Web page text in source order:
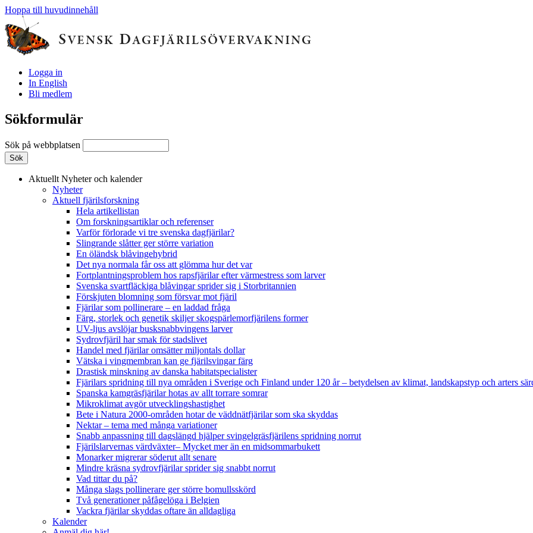
Hoppa till huvudinnehåll
Logga in
In English
Bli medlem
Sökformulär
Sök på webbplatsen
Aktuellt Nyheter och kalender
Nyheter
Aktuell fjärilsforskning
Hela artikellistan
Om forskningsartiklar och referenser
Varför förlorade vi tre svenska dagfjärilar?
Slingrande slåtter ger större variation
En öländsk blåvingehybrid
Det nya normala får oss att glömma hur det var
Fortplantningsproblem hos rapsfjärilar efter värmestress som larver
Svenska svartfläckiga blåvingar sprider sig i Storbritannien
Förskjuten blomning som försvar mot fjäril
Fjärilar som pollinerare – en laddad fråga
Färg, storlek och genetik skiljer skogspärlemorfjärilens former
UV-ljus avslöjar busksnabbvingens larver
Sydrovfjäril har smak för stadslivet
Handel med fjärilar omsätter miljontals dollar
Vätska i vingmembran kan ge fjärilsvingar färg
Drastisk minskning av danska habitatspecialister
Fjärilars spridning till nya områden i Sverige och Finland under 120 år– betydelsen av klimat, landskapstyp och arters
Spanska kamgräsfjärilar hotas av allt torrare somrar
Mikroklimat avgör utvecklingshastighet
Bete i Natura 2000-områden hotar de väddnätfjärilar som ska skyddas
Nektar – tema med många variationer
Snabb anpassning till dagslängd hjälper svingelgräsfjärilens spridning norrut
Fjärilslarvernas värdväxter– Mycket mer än en midsommarbukett
Monarker migrerar söderut allt senare
Mindre kräsna sydrovfjärilar sprider sig snabbt norrut
Vad tittar du på?
Många slags pollinerare ger större bomullsskörd
Två generationer påfågelöga i Belgien
Vackra fjärilar skyddas oftare än alldagliga
Kalender